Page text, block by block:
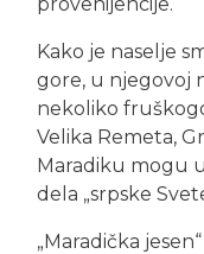
Kako je naselje
gore, u njegovoj
nekoliko
Velika Remeta,
Maradiku mogu
dela „srpske
„Maradička